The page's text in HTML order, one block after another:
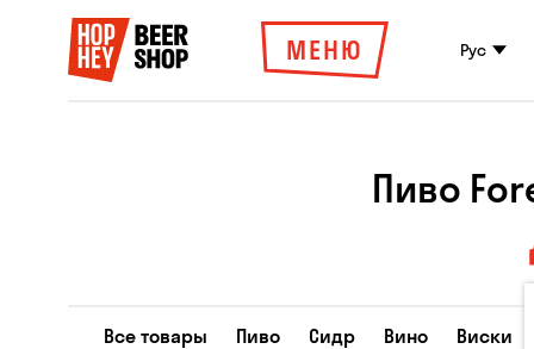
МЕНЮ Рус
Пиво
Все товары Пиво Сидр Вино Виски